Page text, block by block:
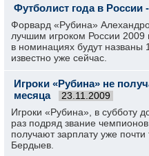
Футболист года в России
Форвард «Рубина»
лучшим игроком России
в номинациях будут названы
известно уже сейчас.
Игроки «Рубина» не
месяца
23.11.2009
Игроки «Рубина», в субботу
раз подряд звание
получают зарплату уже
Бердыев.